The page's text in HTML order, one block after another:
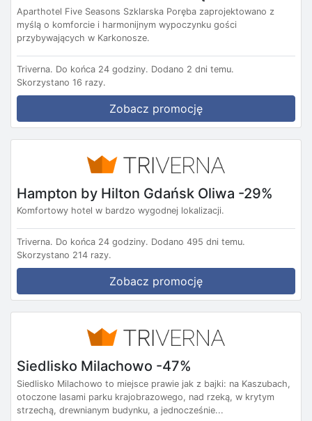
Aparthotel Five Seasons Szklarska Poręba zaprojektowano z
myślą o komforcie i harmonijnym wypoczynku gości
przybywających w Karkonosze.
Triverna. Do końca 24 godziny. Dodano 2 dni temu.
Skorzystano 16 razy.
Zobacz promocję
Hampton by Hilton Gdańsk Oliwa -29%
Komfortowy hotel w bardzo wygodnej lokalizacji.
Triverna. Do końca 24 godziny. Dodano 495 dni temu.
Skorzystano 214 razy.
Zobacz promocję
Siedlisko Milachowo -47%
Siedlisko Milachowo to miejsce prawie jak z bajki: na Kaszubach,
otoczone lasami parku krajobrazowego, nad rzeką, w krytym
strzechą, drewnianym budynku, a jednocześnie...